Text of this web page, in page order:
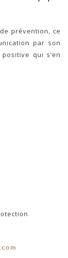
prévention, ce
par son
qui s’en